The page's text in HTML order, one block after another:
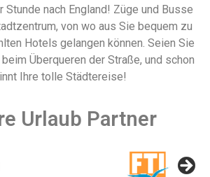
Stunde nach England! Züge und Busse
von wo aus Sie bequem zu
Hotels gelangen können. Seien Sie
Überqueren der Straße, und schon
Ihre tolle Städtereise!
Urlaub Partner